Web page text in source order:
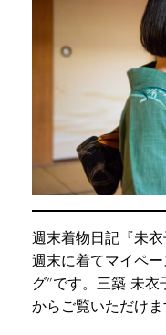
週末着物日記『未
週末に着てマイペ
グ”です。三築 未衣
からご覧いただけま